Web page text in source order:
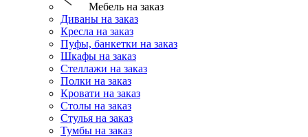
Мебель на заказ
Диваны на заказ
Кресла на заказ
Пуфы, банкетки на заказ
Шкафы на заказ
Стеллажи на заказ
Полки на заказ
Кровати на заказ
Столы на заказ
Стулья на заказ
Тумбы на заказ